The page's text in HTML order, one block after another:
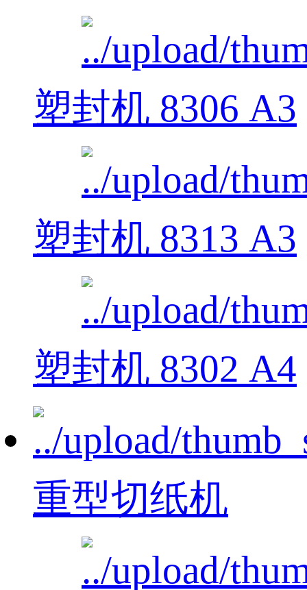
塑封机 8306 A3
塑封机 8313 A3
塑封机 8302 A4
重型切纸机